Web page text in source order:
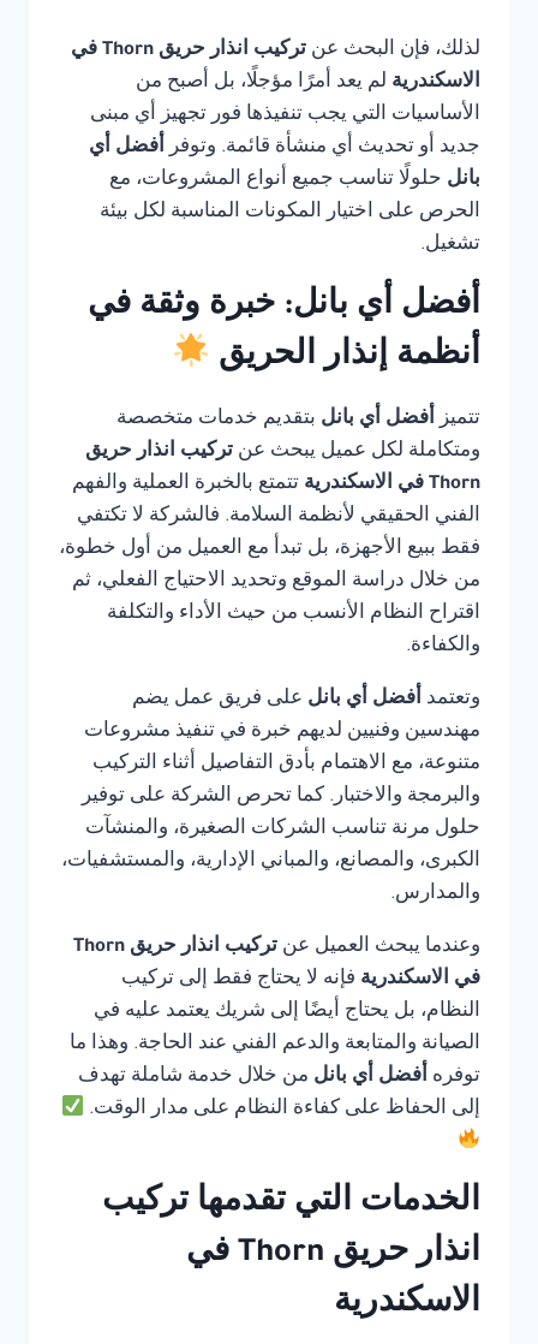
لذلك، فإن البحث عن
تركيب انذار حريق Thorn في
الاسكندرية لم يعد أمرًا مؤجلًا، بل أصبح من
الأساسيات التي يجب تنفيذها فور تجهيز أي مبنى
جديد أو تحديث أي منشأة قائمة. وتوفر أفضل أي
بانل حلولًا تناسب جميع أنواع المشروعات، مع
الحرص على اختيار المكونات المناسبة لكل بيئة
تشغيل.
أفضل أي بانل: خبرة وثقة في
أنظمة إنذار الحريق
تتميز أفضل أي بانل بتقديم خدمات متخصصة
ومتكاملة لكل عميل يبحث عن تركيب انذار حريق
Thorn في الاسكندرية
تتمتع بالخبرة العملية والفهم
الفني الحقيقي لأنظمة السلامة. فالشركة لا تكتفي
فقط ببيع الأجهزة، بل تبدأ مع العميل من أول خطوة،
من خلال دراسة الموقع وتحديد الاحتياج الفعلي، ثم
اقتراح النظام الأنسب من حيث الأداء والتكلفة
والكفاءة.
وتعتمد أفضل أي بانل على فريق عمل يضم
مهندسين وفنيين لديهم خبرة في تنفيذ مشروعات
متنوعة، مع الاهتمام بأدق التفاصيل أثناء التركيب
والبرمجة والاختبار. كما تحرص الشركة على توفير
حلول مرنة تناسب الشركات الصغيرة، والمنشآت
الكبرى، والمصانع، والمباني الإدارية، والمستشفيات،
والمدارس.
وعندما يبحث العميل عن
تركيب انذار حريق Thorn
في الاسكندرية فإنه لا يحتاج فقط إلى تركيب
النظام، بل يحتاج أيضًا إلى شريك يعتمد عليه في
الصيانة والمتابعة والدعم الفني عند الحاجة. وهذا ما
توفره أفضل أي بانل من خلال خدمة شاملة تهدف
إلى الحفاظ على كفاءة النظام على مدار الوقت.
الخدمات التي تقدمها تركيب
انذار حريق Thorn في
الاسكندرية